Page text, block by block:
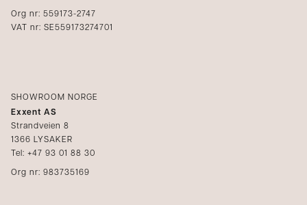
Org nr: 559173-2747
VAT nr: SE559173274701
SHOWROOM NORGE
Exxent AS
Strandveien 8
1366 LYSAKER
Tel: +47 93 01 88 30
Org nr: 983735169